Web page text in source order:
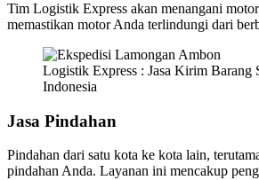
Tim Logistik Express akan menangani
memastikan motor Anda terlindungi dari
Logistik Express : Jasa Kirim Barang
Indonesia
Jasa Pindahan
Pindahan dari satu kota ke kota lain,
pindahan Anda. Layanan ini mencakup